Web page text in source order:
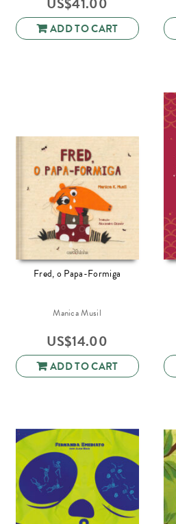
ADD TO CART
Fred, o Papa-Formiga
Manica Musil
US$14.00
ADD TO CART